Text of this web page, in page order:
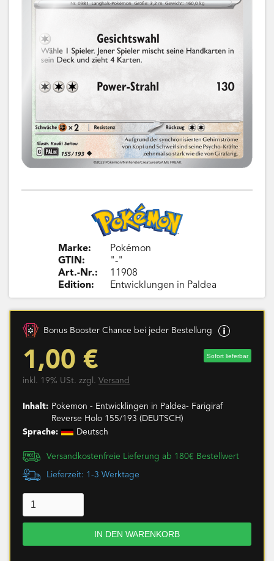
Marke:
GTIN:
Art.-Nr.:
Edition:
Pokémon
"-"
11908
Entwicklungen in Paldea
Bonus Booster Chance bei jeder Bestellung
1,00 € Sofort lieferbar
inkl. 19% USt. zzgl. Versand
Inhalt: Pokemon - Entwicklingen in Paldea- Farigiraf
Reverse Holo 155/193 (DEUTSCH)
Sprache:
Deutsch
Versandkostenfreie Lieferung ab 180€ Bestellwert
Lieferzeit: 1-3 Werktage